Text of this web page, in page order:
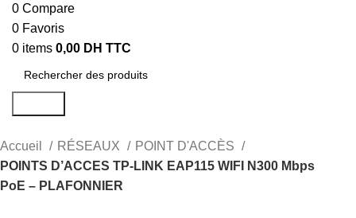
0 Compare
0 Favoris
0 items 0,00 DH TTC
Accueil RÉSEAUX
POINT D'ACCÈS
POINTS D’ACCES TP-LINK EAP115 WIFI N300 Mbps
PoE – PLAFONNIER